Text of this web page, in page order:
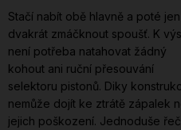
Stačí nabít obě hlavně a poté jen
dvakrát zmáčknout spoušť. K
není potřeba natahovat žádný
kohout ani ruční přesouvání
selektoru pistonů. Diky
nemůže dojít ke ztrátě zápalek
jejich poškození. Jednoduše